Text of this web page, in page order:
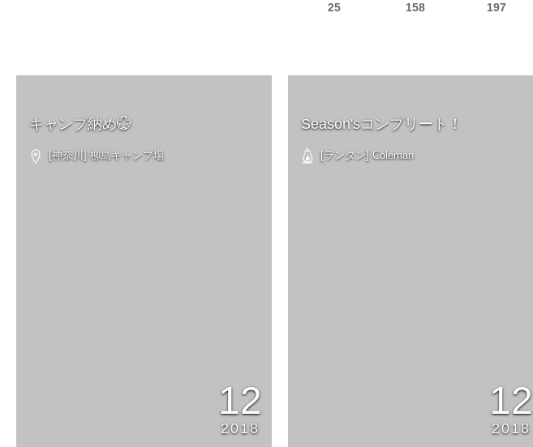
25
158
197
キャンプ納め💮
[神奈川] 柳島キャンプ場
12
2018
Season'sコンプリート！
[ランタン] Coleman
12
2018